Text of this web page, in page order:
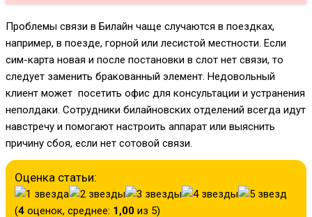
Проблемы связи в Билайн чаще случаются в поездках,
например, в поезде, горной или лесистой местности. Если
сим-карта новая и после постановки в слот нет связи, то
следует заменить бракованный элемент. Недовольный
клиент может посетить офис для консультации и устранения
неполдаки. Сотрудники билайновских отделений всегда идут
навстречу и помогают настроить аппарат или выяснить
причину сбоя, если нет сотовой связи.
Оценка статьи:
(4 оценок, среднее: 1,00 из 5)